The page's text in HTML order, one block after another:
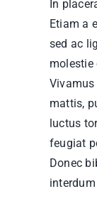
In
Etiam a
sed ac
molestie
mattis,
luctus
feugiat
Donec